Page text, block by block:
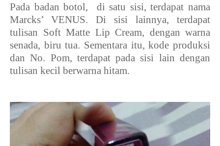
Pada badan botol,
di satu sisi, terdapat nama
Marcks’ VENUS. Di sisi lainnya, terdapat
tulisan Soft Matte Lip Cream, dengan warna
senada, biru tua. Sementara itu, kode produksi
dan No. Pom, terdapat pada sisi lain dengan
tulisan kecil berwarna hitam.